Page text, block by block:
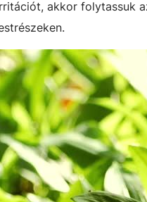
akkor folytassuk